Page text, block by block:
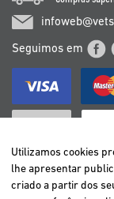
Seguimos em
Utilizamos cookies
lhe apresentar
criado a partir dos